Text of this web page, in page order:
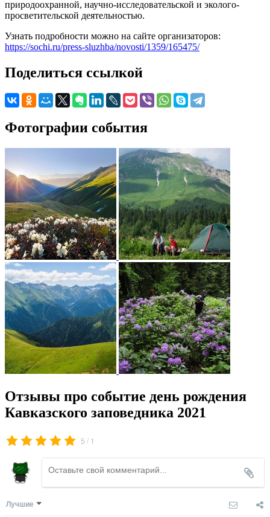
природоохранной, научно-исследовательской и эколого-
просветительской деятельностью.
Узнать подробности можно на сайте организаторов:
https://sochi.ru/press-sluzhba/novosti/1359/165475/
Поделиться ссылкой
Фотографии события
Отзывы про событие день рождения
Кавказского заповедника 2021
5 / 1
Лучшие